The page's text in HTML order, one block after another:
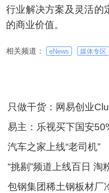
行业解决方案及灵活的
的商业价值。
相关频道： eNews 媒体专区
只做干货：网易创业
易主：乐视买下国安
汽车之家上线“老司机”
“挑剔”频道上线百日 淘
包钢集团稀土钢板材厂